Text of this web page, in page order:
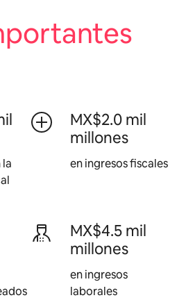
la
MX$2.0 mil
millones
en ingresos fiscales
MX$4.5 mil
millones
en ingresos
laborales